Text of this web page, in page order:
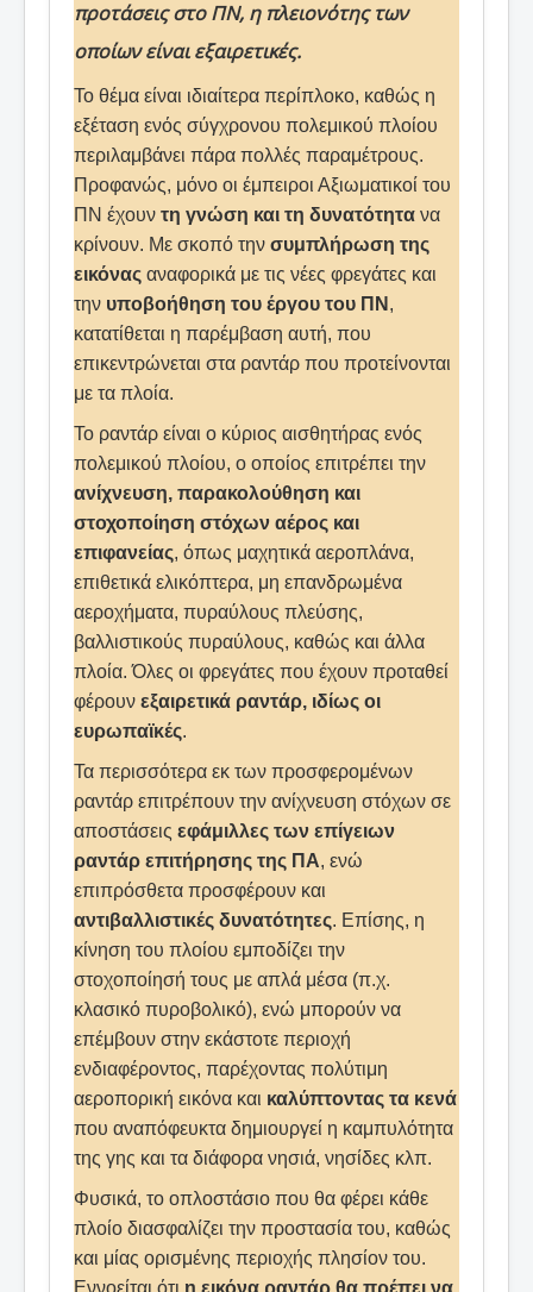
προτάσεις στο ΠΝ, η πλειονότης των
οποίων είναι εξαιρετικές.
Το θέμα είναι ιδιαίτερα περίπλοκο, καθώς η
εξέταση ενός σύγχρονου πολεμικού πλοίου
περιλαμβάνει πάρα πολλές παραμέτρους.
Προφανώς, μόνο οι έμπειροι Αξιωματικοί του
ΠΝ έχουν τη γνώση και τη δυνατότητα να
κρίνουν. Με σκοπό την συμπλήρωση της
εικόνας αναφορικά με τις νέες φρεγάτες και
την υποβοήθηση του έργου του ΠΝ ,
κατατίθεται η παρέμβαση αυτή, που
επικεντρώνεται στα ραντάρ που προτείνονται
με τα πλοία.
Το ραντάρ είναι ο κύριος αισθητήρας ενός
πολεμικού πλοίου, ο οποίος επιτρέπει την
ανίχνευση, παρακολούθηση και
στοχοποίηση στόχων αέρος και
επιφανείας, όπως μαχητικά αεροπλάνα,
επιθετικά ελικόπτερα, μη επανδρωμένα
αεροχήματα, πυραύλους πλεύσης,
βαλλιστικούς πυραύλους, καθώς και άλλα
πλοία. Όλες οι φρεγάτες που έχουν προταθεί
φέρουν εξαιρετικά ραντάρ, ιδίως οι
ευρωπαϊκές.
Τα περισσότερα εκ των προσφερομένων
ραντάρ επιτρέπουν την ανίχνευση στόχων σε
αποστάσεις εφάμιλλες των επίγειων
ραντάρ επιτήρησης της ΠΑ, ενώ
επιπρόσθετα προσφέρουν και
αντιβαλλιστικές δυνατότητες. Επίσης, η
κίνηση του πλοίου εμποδίζει την
στοχοποίησή τους με απλά μέσα (π.χ.
κλασικό πυροβολικό), ενώ μπορούν να
επέμβουν στην εκάστοτε περιοχή
ενδιαφέροντος, παρέχοντας πολύτιμη
αεροπορική εικόνα και καλύπτοντας τα κενά
που αναπόφευκτα δημιουργεί η καμπυλότητα
της γης και τα διάφορα νησιά, νησίδες κλπ.
Φυσικά, το οπλοστάσιο που θα φέρει κάθε
πλοίο διασφαλίζει την προστασία του, καθώς
και μίας ορισμένης περιοχής πλησίον του.
Εννοείται ότι η εικόνα ραντάρ θα πρέπει να